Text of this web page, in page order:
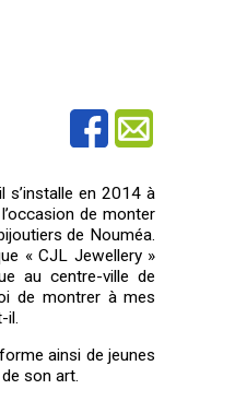
s’installe en 2014 à
de monter
de Nouméa.
« CJL Jewellery »
au centre-ville de
de montrer à mes
il.
ainsi de jeunes
son art.